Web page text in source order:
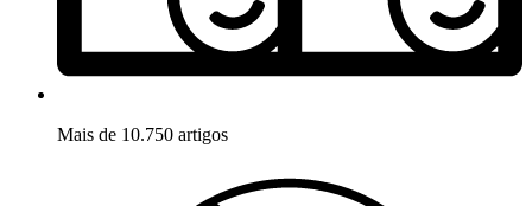
Mais de 10.750 artigos